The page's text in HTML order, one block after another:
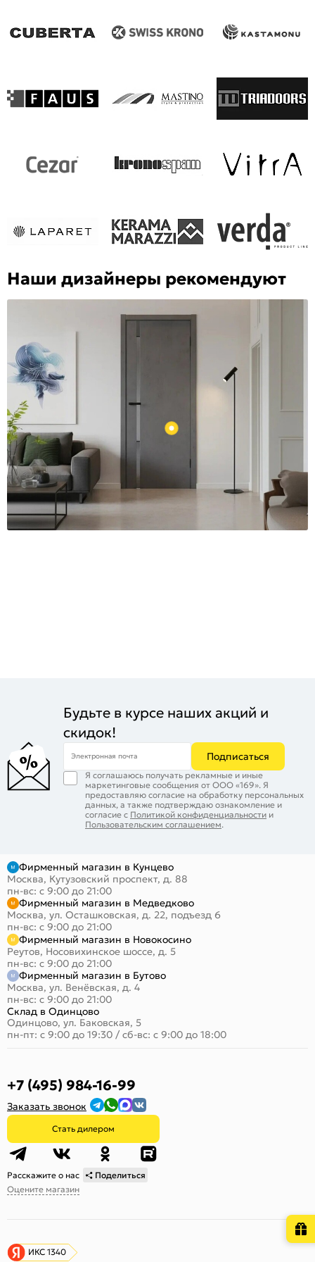
Наши дизайнеры рекомендуют
Будьте в курсе наших акций и
скидок!
Электронная почта Подписаться
Я соглашаюсь получать рекламные и иные
маркетинговые сообщения от ООО «169». Я
предоставляю согласие на обработку персональных
данных, а также подтверждаю ознакомление и
согласие с Политикой конфиденциальности и
Пользовательским соглашением.
Фирменный магазин в Кунцево
Москва, Кутузовский проспект, д. 88
пн-вс: с 9:00 до 21:00
Фирменный магазин в Медведково
Москва, ул. Осташковская, д. 22, подъезд 6
пн-вс: с 9:00 до 21:00
Фирменный магазин в Новокосино
Реутов, Носовихинское шоссе, д. 5
пн-вс: с 9:00 до 21:00
Фирменный магазин в Бутово
Москва, ул. Венёвская, д. 4
пн-вс: с 9:00 до 21:00
Склад в Одинцово
Одинцово, ул. Баковская, 5
пн-пт: с 9:00 до 19:30 / сб-вс: с 9:00 до 18:00
+7 (495) 984-16-99
Заказать звонок
Стать дилером
Расскажите о нас
Поделиться
Оцените магазин
ИКС 1340